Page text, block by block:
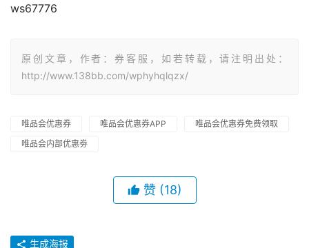
ws67776
原创文章，作者：券客服，如若转载，请注明出处：
http://www.138bb.com/wphyhqlqzx/
唯品会优惠券 唯品会优惠券APP
唯品会优惠券免费领取
唯品会内部优惠劵
赞 (18)
生成海报